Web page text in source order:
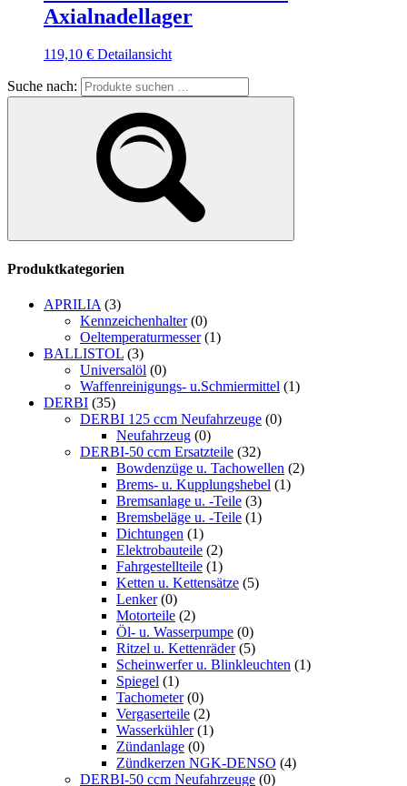
Axialnadellager
119,10 € Detailansicht
Suche nach:
Produktkategorien
APRILIA (3)
Kennzeichenhalter (0)
Oeltemperaturmesser (1)
BALLISTOL (3)
Universalöl (0)
Waffenreinigungs- u.Schmiermittel (1)
DERBI (35)
DERBI 125 ccm Neufahrzeuge (0)
Neufahrzeug (0)
DERBI-50 ccm Ersatzteile (32)
Bowdenzüge u. Tachowellen (2)
Brems- u. Kupplungshebel (1)
Bremsanlage u. -Teile (3)
Bremsbeläge u. -Teile (1)
Dichtungen (1)
Elektrobauteile (2)
Fahrgestellteile (1)
Ketten u. Kettensätze (5)
Lenker (0)
Motorteile (2)
Öl- u. Wasserpumpe (0)
Ritzel u. Kettenräder (5)
Scheinwerfer u. Blinkleuchten (1)
Spiegel (1)
Tachometer (0)
Vergaserteile (2)
Wasserkühler (1)
Zündanlage (0)
Zündkerzen NGK-DENSO (4)
DERBI-50 ccm Neufahrzeuge (0)